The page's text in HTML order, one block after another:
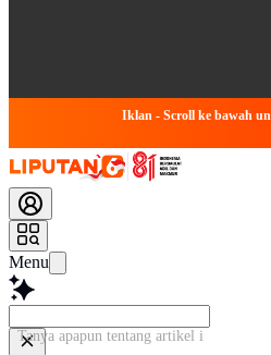
Iklan - Scroll ke bawah
Menu
Tanya apapun tentang artikel ini...